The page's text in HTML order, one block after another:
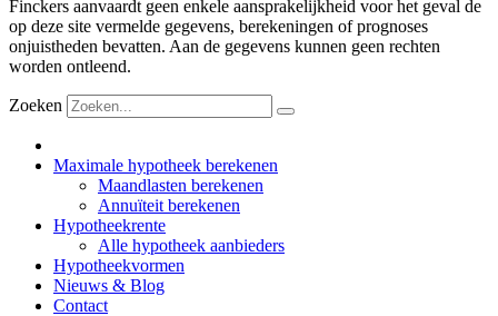
Finckers aanvaardt geen enkele aansprakelijkheid voor het geval de
op deze site vermelde gegevens, berekeningen of prognoses
onjuistheden bevatten. Aan de gegevens kunnen geen rechten
worden ontleend.
Zoeken
Maximale hypotheek berekenen
Maandlasten berekenen
Annuïteit berekenen
Hypotheekrente
Alle hypotheek aanbieders
Hypotheekvormen
Nieuws & Blog
Contact